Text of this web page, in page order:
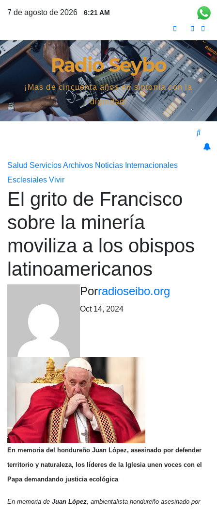
7 de agosto de 2026 6:21 AM
Radio Seybo
¡Mas de cincuenta años en sintonía con la
dignidad!
Salud ServiciosArchivos Noticias Internacionales
Esclesiales Vivir
El grito de Francisco
sobre la minería
moviliza a los obispos
latinoamericanos
Porradioseibo.org
Oct 14, 2024
En memoria del hondureño Juan López, asesinado por defender
territorio y naturaleza, los líderes de la Iglesia unen voces con el
Papa demandando justicia ecológica
En memoria de Juan López, ambientalista hondureño asesinado por